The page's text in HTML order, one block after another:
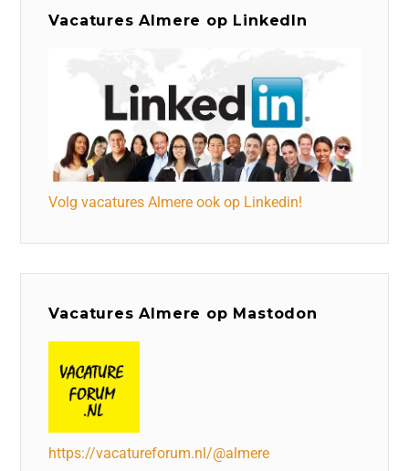
Vacatures Almere op LinkedIn
Volg vacatures Almere ook op Linkedin!
Vacatures Almere op Mastodon
https://vacatureforum.nl/@almere